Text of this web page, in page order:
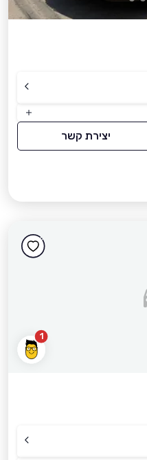
יצירת קשר
1